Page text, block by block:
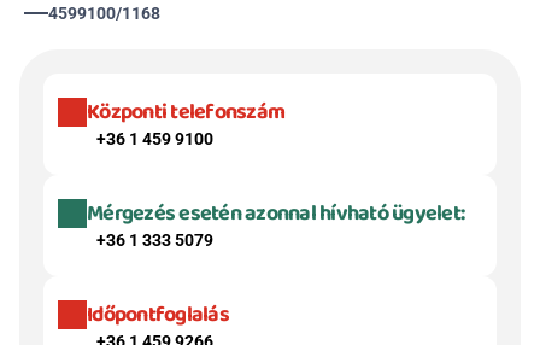
4599100/1168
Központi telefonszám
+36 1 459 9100
Mérgezés esetén azonnal hívható ügyelet:
+36 1 333 5079
Időpontfoglalás